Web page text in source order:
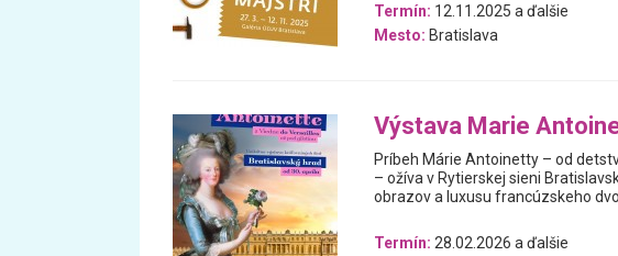
Termín: 12.11.2025 a ďalšie
Mesto: Bratislava
Výstava Marie
Príbeh Márie Antoinetty – od
– ožíva v Rytierskej sieni
obrazov a luxusu francúzskeho
Termín: 28.02.2026 a ďalšie